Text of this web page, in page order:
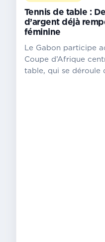
table
Yaoundé
Gabon
revient
Tennis de table :
d’argent déjà
féminine
Le Gabon participe
Coupe d’Afrique
table, qui se déroule